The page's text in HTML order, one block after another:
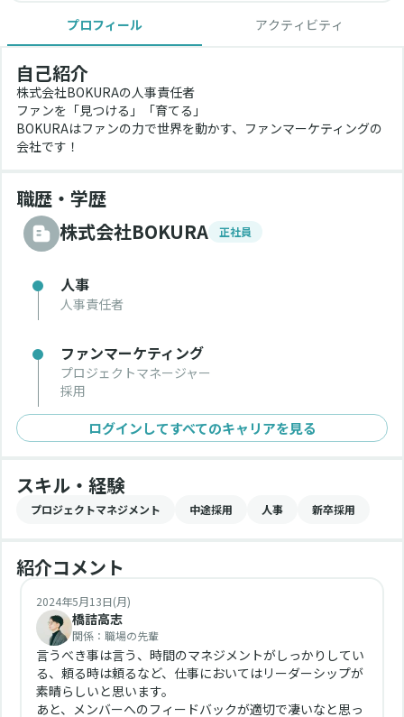
プロフィール アクティビティ
自己紹介
株式会社BOKURAの人事責任者
ファンを「見つける」「育てる」
BOKURAはファンの力で世界を動かす、ファンマーケティングの
会社です！
職歴・学歴
株式会社BOKURA
正社員
人事
人事責任者
ファンマーケティング
プロジェクトマネージャー
採用
ログインしてすべてのキャリアを見る
スキル・経験
プロジェクトマネジメント 中途採用 人事 新卒採用
紹介コメント
2024年5月13日(月)
橋詰高志
関係： 職場の先輩
言うべき事は言う、時間のマネジメントがしっかりしてい
る、頼る時は頼るなど、仕事においてはリーダーシップが
素晴らしいと思います。
あと、メンバーへのフィードバックが適切で凄いなと思っ